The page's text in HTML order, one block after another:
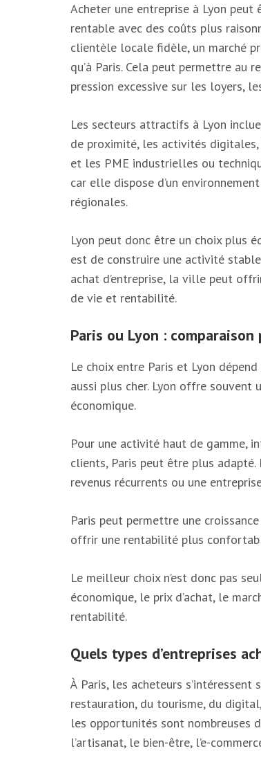
Acheter une entreprise à Lyon
rentable avec des coûts plus
clientèle locale fidèle, un marché
qu’à Paris. Cela peut permettre au
pression excessive sur les loyers,
Les secteurs attractifs à Lyon
de proximité, les activités digitales,
et les PME industrielles ou
car elle dispose d’un
régionales.
Lyon peut donc être un choix plus
est de construire une activité
achat d’entreprise, la ville peut
de vie et rentabilité.
Paris ou Lyon :
Le choix entre Paris et Lyon
aussi plus cher. Lyon offre
économique.
Pour une activité haut de gamme,
clients, Paris peut être plus
revenus récurrents ou une
Paris peut permettre une
offrir une rentabilité plus
Le meilleur choix n’est donc pas
économique, le prix d’achat, le
rentabilité.
Quels types d’entreprises
À Paris, les acheteurs
restauration, du tourisme, du
les opportunités sont nombreuses
l’artisanat, le bien-être, l’e-